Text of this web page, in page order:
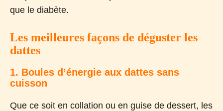
que le diabète.
Les meilleures façons de déguster les
dattes
1. Boules d’énergie aux dattes sans
cuisson
Que ce soit en collation ou en guise de dessert, les